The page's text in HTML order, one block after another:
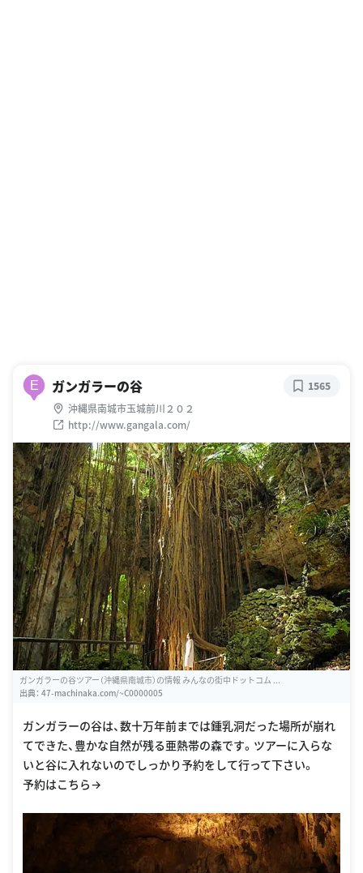
E ガンガラーの谷
沖縄県南城市玉城前川２０２
http://www.gangala.com/
1565
ガンガラーの谷ツアー（沖縄県南城市）の情報 みんなの街中ドットコム ...
出典： 47-machinaka.com/~C0000005
ガンガラーの谷は、数十万年前までは鍾乳洞だった場所が崩れ
てできた、豊かな自然が残る亜熱帯の森です。ツアーに入らな
いと谷に入れないのでしっかり予約をして行って下さい。
予約はこちら→